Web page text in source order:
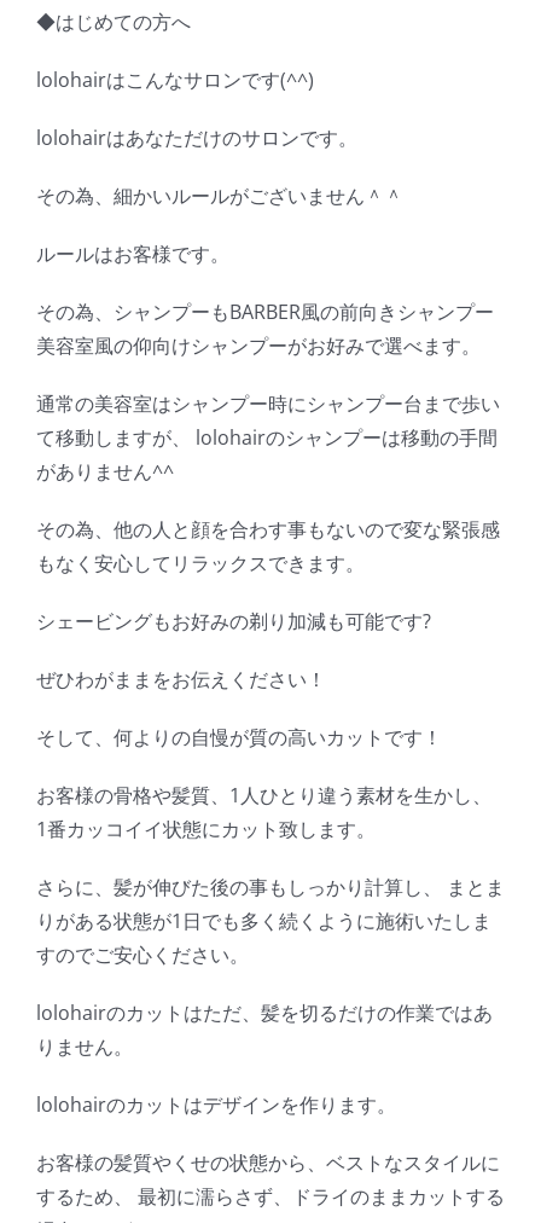
◆はじめての方へ
lolohairはこんなサロンです(^^)
lolohairはあなただけのサロンです。
その為、細かいルールがございません＾＾
ルールはお客様です。
その為、シャンプーもBARBER風の前向きシャンプー
美容室風の仰向けシャンプーがお好みで選べます。
通常の美容室はシャンプー時にシャンプー台まで歩い
て移動しますが、 lolohairのシャンプーは移動の手間
がありません^^
その為、他の人と顔を合わす事もないので変な緊張感
もなく安心してリラックスできます。
シェービングもお好みの剃り加減も可能です?
ぜひわがままをお伝えください！
そして、何よりの自慢が質の高いカットです！
お客様の骨格や髪質、1人ひとり違う素材を生かし、
1番カッコイイ状態にカット致します。
さらに、髪が伸びた後の事もしっかり計算し、 まとま
りがある状態が1日でも多く続くように施術いたしま
すのでご安心ください。
lolohairのカットはただ、髪を切るだけの作業ではあ
りません。
lolohairのカットはデザインを作ります。
お客様の髪質やくせの状態から、ベストなスタイルに
するため、 最初に濡らさず、ドライのままカットする